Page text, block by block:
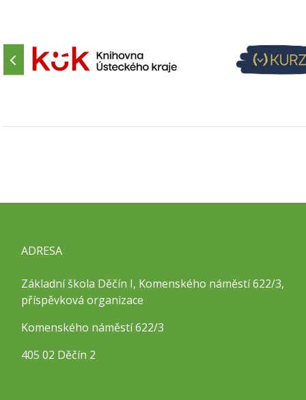
ADRESA
Základní škola Děčín I, Komenského náměstí 622/3,
příspěvková organizace
Komenského náměstí 622/3
405 02 Děčín 2